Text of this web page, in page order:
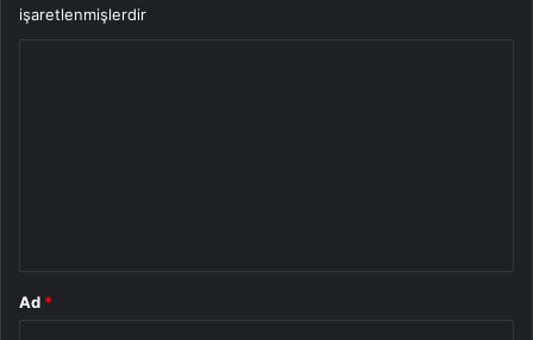
işaretlenmişlerdir
Ad *